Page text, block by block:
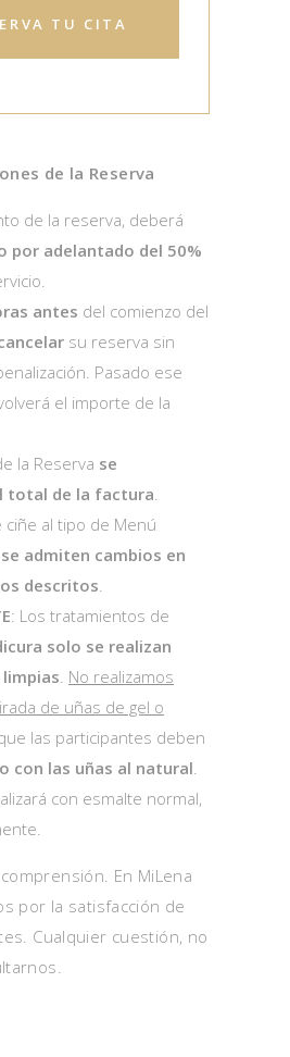
TU CITA
de la Reserva
de la reserva, deberá
por adelantado del 50%
antes del comienzo del
su reserva sin
Pasado ese
el importe de la
la Reserva se
total de la factura
ciñe al tipo de Menú
admiten cambios en
descritos
: Los tratamientos de
solo se realizan
No realizamos
de uñas de gel o
las participantes deben
con las uñas al natural
con esmalte normal,
En MiLena
por la satisfacción de
Cualquier cuestión, no